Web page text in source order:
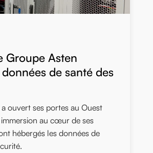
Groupe Asten
de santé des
ouvert ses portes au Ouest
au cœur de ses
hébergés les données de